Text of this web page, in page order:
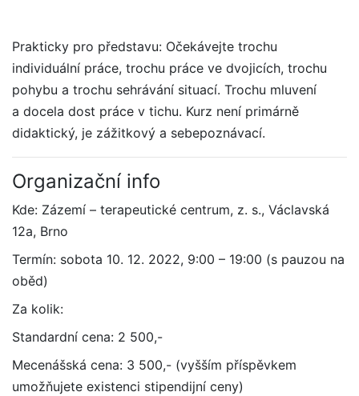
Prakticky pro představu: Očekávejte trochu
individuální práce, trochu práce ve dvojicích, trochu
pohybu a trochu sehrávání situací. Trochu mluvení
a docela dost práce v tichu. Kurz není primárně
didaktický, je zážitkový a sebepoznávací.
Organizační info
Kde: Zázemí – terapeutické centrum, z. s., Václavská
12a, Brno
Termín: sobota 10. 12. 2022, 9:00 – 19:00 (s pauzou na
oběd)
Za kolik:
Standardní cena: 2 500,-
Mecenášská cena: 3 500,- (vyšším příspěvkem
umožňujete existenci stipendijní ceny)